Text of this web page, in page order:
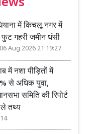
में किचलू नगर में
गहरी जमीन धंसी
06 Aug 2026 21:19:27
में नशा पीड़ितों में
से अधिक युवा,
समिति की रिपोर्ट
तथ्य